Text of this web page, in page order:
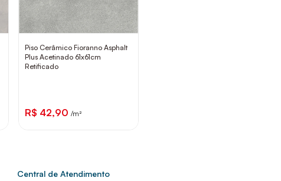
Piso Cerâmico Fioranno Asphalt
Plus Acetinado 61x61cm
Retificado
R$ 42,90 /m²
Central de Atendimento